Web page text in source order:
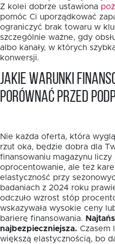
Z kolei dobrze ustawiona
pomóc Ci uporządkować
ograniczyć brak towaru w
szczególnie ważne, gdy
albo kanały, w których
konwersji.
Jakie warunki
porównać przed
Nie każda oferta, która
rzut oka, będzie dobra dla
finansowaniu magazynu
oprocentowanie, ale też
elastyczność przy
badaniach z 2024 roku
odczuło wzrost stóp
wskazywała wysokie ceny
barierę finansowania.
najbezpieczniejsza. Czasem
większą elastycznością, bo